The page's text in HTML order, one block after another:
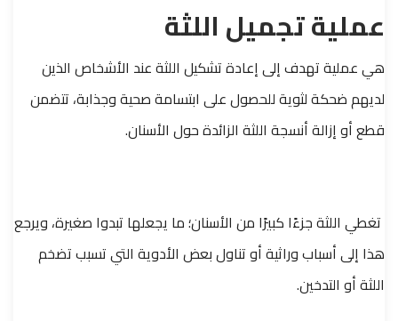
عملية تجميل اللثة
هي عملية تهدف إلى إعادة تشكيل اللثة عند الأشخاص الذين
لديهم ضحكة لثوية للحصول على ابتسامة صحية وجذابة، تتضمن
قطع أو إزالة أنسجة اللثة الزائدة حول الأسنان.
تغطي اللثة جزءًا كبيرًا من الأسنان؛ ما يجعلها تبدوا صغيرة، ويرجع
هذا إلى أسباب وراثية أو تناول بعض الأدوية التي تسبب تضخم
اللثة أو التدخين.